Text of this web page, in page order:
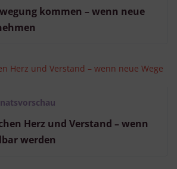
kommen – wenn neue
Herz und Verstand – wenn
werden